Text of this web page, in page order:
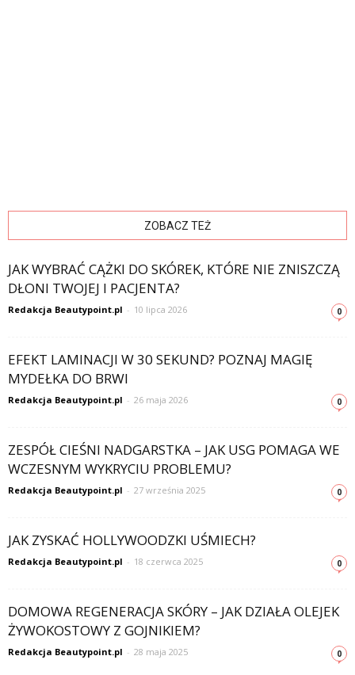
ZOBACZ TEŻ
JAK WYBRAĆ CĄŻKI DO SKÓREK, KTÓRE NIE ZNISZCZĄ
DŁONI TWOJEJ I PACJENTA?
Redakcja Beautypoint.pl - 10 lipca 2026 0
EFEKT LAMINACJI W 30 SEKUND? POZNAJ MAGIĘ
MYDEŁKA DO BRWI
Redakcja Beautypoint.pl - 26 maja 2026 0
ZESPÓŁ CIEŚNI NADGARSTKA – JAK USG POMAGA WE
WCZESNYM WYKRYCIU PROBLEMU?
Redakcja Beautypoint.pl - 27 września 2025 0
JAK ZYSKAĆ HOLLYWOODZKI UŚMIECH?
Redakcja Beautypoint.pl - 18 czerwca 2025 0
DOMOWA REGENERACJA SKÓRY – JAK DZIAŁA OLEJEK
ŻYWOKOSTOWY Z GOJNIKIEM?
Redakcja Beautypoint.pl - 28 maja 2025 0